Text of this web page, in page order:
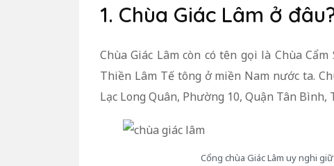
1. Chùa Giác Lâm ở
Chùa Giác Lâm còn có tên gọi là Chùa
Thiền Lâm Tế tông ở miền Nam nước ta.
Lạc Long Quân, Phường 10, Quận Tân Bình,
Cổng chùa Giác Lâm uy nghi